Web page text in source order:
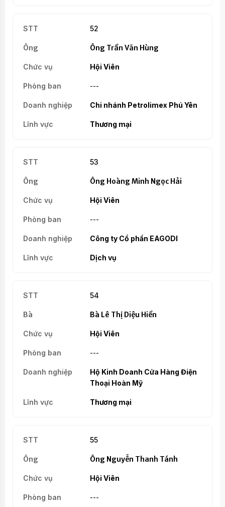
52
Ông Trần Văn Hùng
Hội Viên
---
Chi nhánh Petrolimex Phú Yên
Thương mại
53
Ông Hoàng Minh Ngọc Hải
Hội Viên
---
Công ty Cổ phần EAGODI
Dịch vụ
54
Bà Lê Thị Diệu Hiền
Hội Viên
---
Hộ Kinh Doanh Cửa Hàng Điện
Thoại Hoàn Mỹ
Thương mại
55
Ông Nguyễn Thanh Tánh
Hội Viên
---